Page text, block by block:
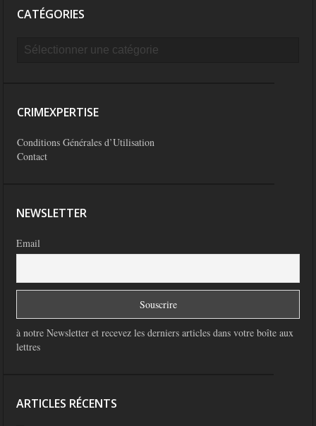
CATÉGORIES
CRIMEXPERTISE
Conditions Générales d’Utilisation
Contact
NEWSLETTER
Email
à notre Newsletter et recevez les derniers articles dans votre boîte aux
lettres
ARTICLES RÉCENTS